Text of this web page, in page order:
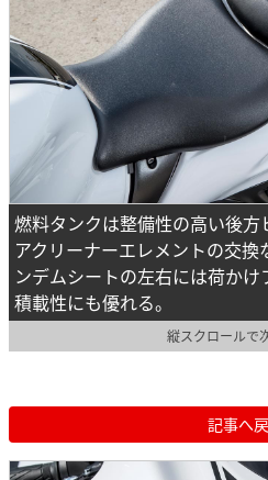
燃料タンクは整備性の高い後方
アクリーナーエレメントの交換
ンデムシートの左右には荷かけ
積載性にも優れる。
縦スクロールで
記事へ